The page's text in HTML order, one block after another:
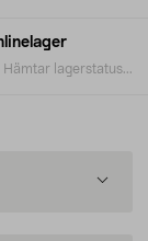
Hämtar lagerstatus...